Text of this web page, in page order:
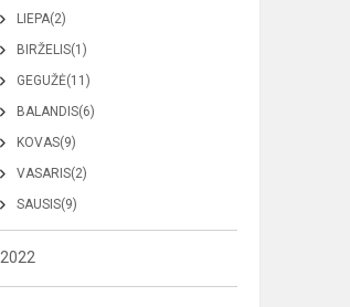
LIEPA(2)
BIRŽELIS(1)
GEGUŽĖ(11)
BALANDIS(6)
KOVAS(9)
VASARIS(2)
SAUSIS(9)
2022